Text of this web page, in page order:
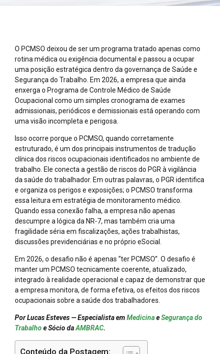
O PCMSO deixou de ser um programa tratado apenas como
rotina médica ou exigência documental e passou a ocupar
uma posição estratégica dentro da governança de Saúde e
Segurança do Trabalho. Em 2026, a empresa que ainda
enxerga o Programa de Controle Médico de Saúde
Ocupacional como um simples cronograma de exames
admissionais, periódicos e demissionais está operando com
uma visão incompleta e perigosa.
Isso ocorre porque o PCMSO, quando corretamente
estruturado, é um dos principais instrumentos de tradução
clínica dos riscos ocupacionais identificados no ambiente de
trabalho. Ele conecta a gestão de riscos do PGR à vigilância
da saúde do trabalhador. Em outras palavras, o PGR identifica
e organiza os perigos e exposições; o PCMSO transforma
essa leitura em estratégia de monitoramento médico.
Quando essa conexão falha, a empresa não apenas
descumpre a lógica da NR-7, mas também cria uma
fragilidade séria em fiscalizações, ações trabalhistas,
discussões previdenciárias e no próprio eSocial.
Em 2026, o desafio não é apenas “ter PCMSO”. O desafio é
manter um PCMSO tecnicamente coerente, atualizado,
integrado à realidade operacional e capaz de demonstrar que
a empresa monitora, de forma efetiva, os efeitos dos riscos
ocupacionais sobre a saúde dos trabalhadores.
Por Lucas Esteves — Especialista emMedicinaeSegurança do
Trabalhoe Sócio daAMBRAC.
Conteúdo da Postagem: